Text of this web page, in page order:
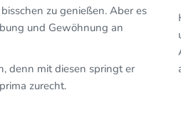
zu genießen. Aber es
und Gewöhnung an
denn mit diesen springt er
zurecht.